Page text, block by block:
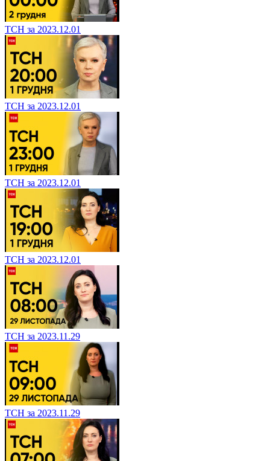
ТСН за 2023.12.01
ТСН за 2023.12.01
ТСН за 2023.12.01
ТСН за 2023.12.01
ТСН за 2023.11.29
ТСН за 2023.11.29